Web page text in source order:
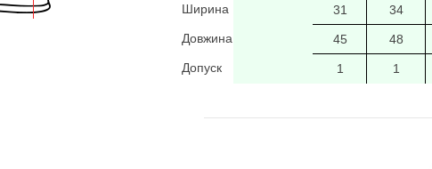
Ширина
31 34
Довжина
45 48
Допуск
1 1